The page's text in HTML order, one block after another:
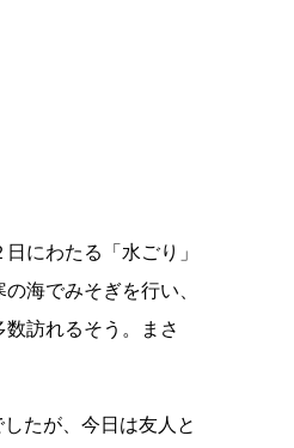
にわたる「水ごり」
海でみそぎを行い、
訪れるそう。まさ
たが、今日は友人と